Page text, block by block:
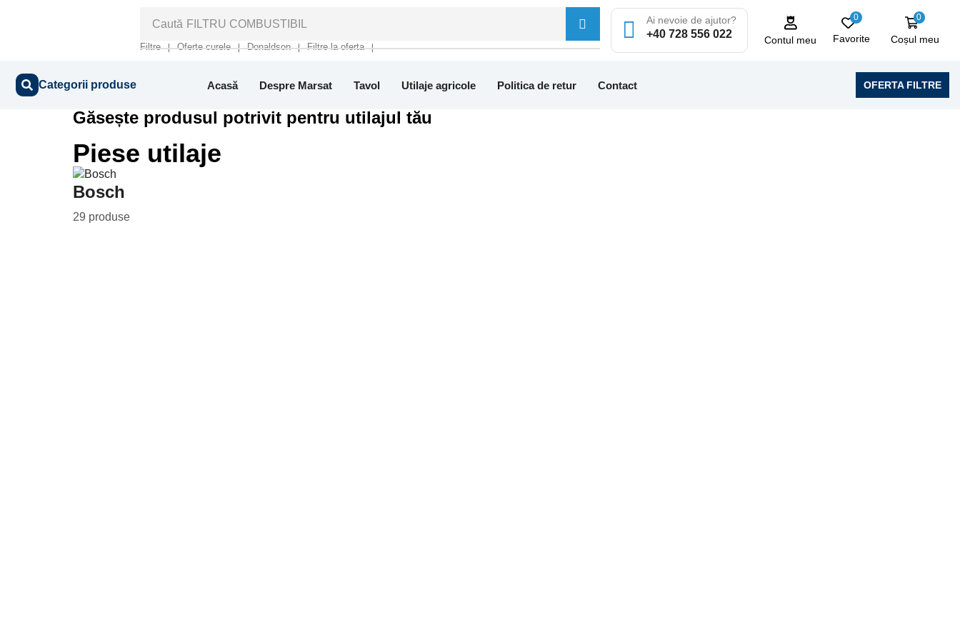
Caută FILTRU COMBUSTIBIL
Filtre ❘ Oferte curele ❘ Donaldson ❘ Filtre la oferta ❘
Ai nevoie de ajutor?
+40 728 556 022
Contul meu
0
Favorite
0
Coșul meu
Categorii produse Acasă Despre Marsat Tavol Utilaje agricole Politica de retur Contact OFERTA FILTRE
Găsește produsul potrivit pentru utilajul tău
Piese utilaje
Bosch
29 produse